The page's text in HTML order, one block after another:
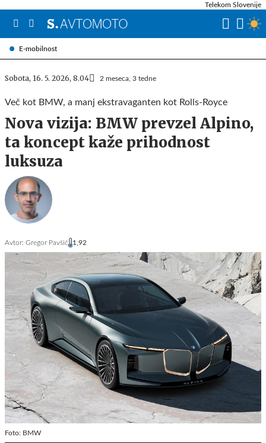
E-mobilnost
Telekom Slovenije
Sobota, 16. 5. 2026, 8.04 2 meseca, 3 tedne
Več kot BMW, a manj ekstravaganten kot Rolls-Royce
Nova vizija: BMW prevzel Alpino,
ta koncept kaže prihodnost
luksuza
Avtor: Gregor Pavšič 1,92
Foto: BMW